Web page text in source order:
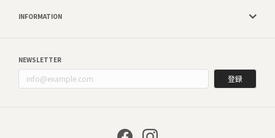
INFORMATION
NEWSLETTER
登録